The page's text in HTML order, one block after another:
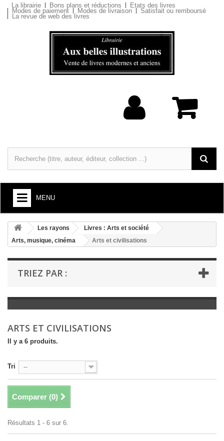
La librairie Bons plans et réductions Etats des livres
Modes de paiement Modes de livraison Satisfait ou remboursé
La revue de web des livres
MENU
+
LIVRES : ARTS ET SOCIÉTÉ
+
LIVRES : LITTÉRATURE
+
LIVRES : JEUNESSE
LIVRES ANCIENS AVANT 1900
Les rayons
Livres : Arts et société
Arts, musique, cinéma
Arts et civilisations
TRIEZ PAR :
ARTS ET CIVILISATIONS
Il y a 6 produits.
Tri --
Comparer (0)
Résultats 1 - 6 sur 6.